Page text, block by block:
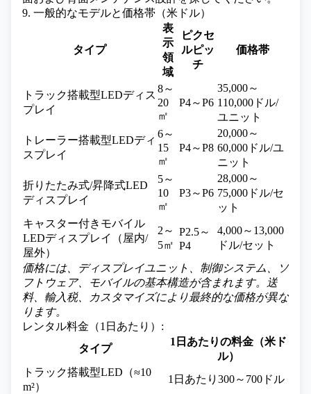
9. 一般的なモデルと価格帯（米ドル）
タイプ
表
示
領
域
ピクセ
ルピッ
チ
価格帯
トラック搭載型LEDディス
プレイ
8～
20
㎡
P4～P6
35,000～
110,000ドル/
ユニット
トレーラー搭載型LEDディ
スプレイ
6～
15
㎡
P4～P8
20,000～
60,000ドル/ユ
ニット
折りたたみ式/昇降式LED
ディスプレイ
5～
10
㎡
P3～P6
28,000～
75,000ドル/セ
ット
キャスター付きモバイル
LEDディスプレイ（屋内/
屋外）
2～
5㎡
P2.5～
P4
4,000～13,000
ドル/セット
価格には、ディスプレイユニット、制御システム、ソ
フトウェア、モバイルの基本構造が含まれます。送
料、輸入税、カスタマイズにより最終的な価格が異な
ります。
レンタル料金（1日あたり）:
タイプ
1日あたりの料金（米ド
ル）
トラック搭載型LED（≈10
m²）
1日あたり300～700ドル